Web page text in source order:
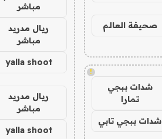
صحيفة العالم
!
شدات ببجي
تمارا
شدات ببجي تابي
مباشر
ريال مدريد
مباشر
yalla shoot
ريال مدريد
مباشر
yalla shoot